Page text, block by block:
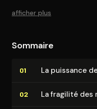
afficher plus
Sommaire
01 La puissance
02 La fragilité des